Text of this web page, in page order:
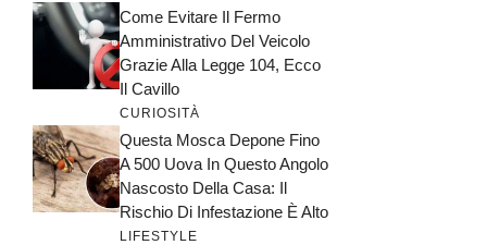
Come Evitare Il Fermo
Amministrativo Del Veicolo
Grazie Alla Legge 104, Ecco
Il Cavillo
CURIOSITÀ
Questa Mosca Depone Fino
A 500 Uova In Questo Angolo
Nascosto Della Casa: Il
Rischio Di Infestazione È Alto
LIFESTYLE